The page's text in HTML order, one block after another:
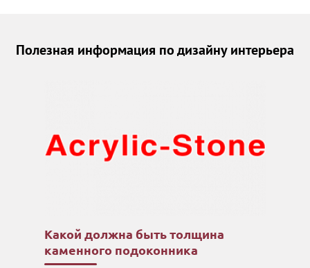
Полезная информация по дизайну интерьера
Какой должна быть толщина
каменного подоконника